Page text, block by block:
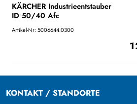
KÄRCHER Industrieentstauber
ID 50/40 Afc
Artikel-Nr: 5006644.0300
KONTAKT / STANDORTE